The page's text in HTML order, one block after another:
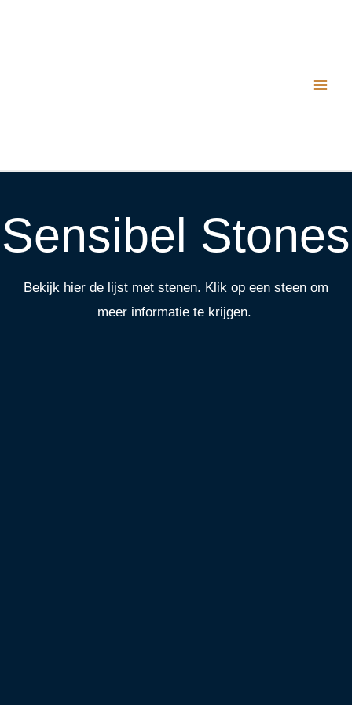
Sensibel Stones
Bekijk hier de lijst met stenen. Klik op een steen om
meer informatie te krijgen.